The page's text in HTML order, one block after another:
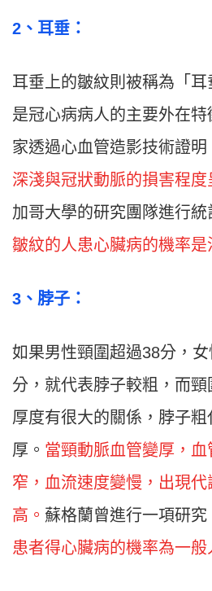
2 、耳垂：
耳垂上的皺紋則被稱為「
是冠心病病人的主要外在
家透過心血管造影技術證明
深淺與冠狀動脈的損害程度
加哥大學的研究團隊進行統
皺紋的人患心臟病的機率是
3 、脖子：
如果男性頸圍超過38分，
分，就代表脖子較粗，而
厚度有很大的關係，脖子
厚。 當頸動脈血管變厚，
窄，血流速度變慢，出現
高。 蘇格蘭曾進行一項研究
患者得心臟病的機率為一般